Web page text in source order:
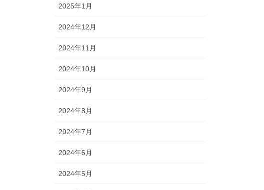
2025年1月
2024年12月
2024年11月
2024年10月
2024年9月
2024年8月
2024年7月
2024年6月
2024年5月